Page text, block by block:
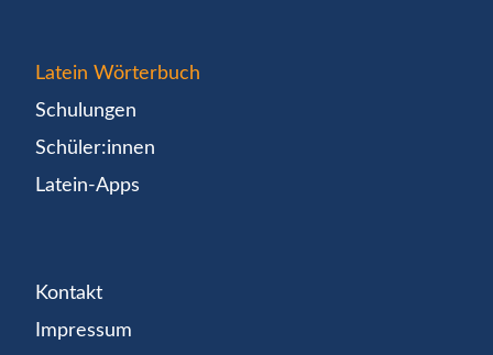
Latein Wörterbuch
Schulungen
Schüler:innen
Latein-Apps
Kontakt
Impressum